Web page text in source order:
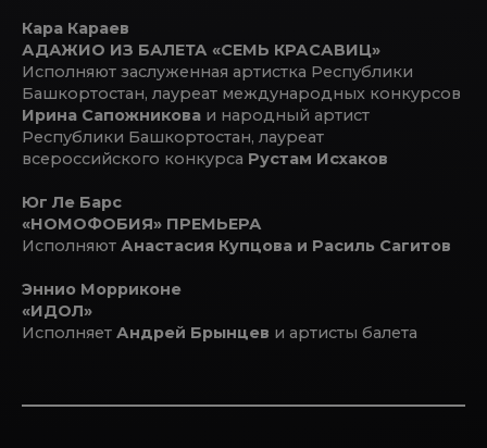
Кара Караев
АДАЖИО ИЗ БАЛЕТА «СЕМЬ КРАСАВИЦ»
Исполняют заслуженная артистка Республики
Башкортостан, лауреат международных конкурсов
Ирина Сапожникова и народный артист
Республики Башкортостан, лауреат
всероссийского конкурса Рустам Исхаков
Юг Ле Барс
«НОМОФОБИЯ» ПРЕМЬЕРА
Исполняют Анастасия Купцова и Расиль Сагитов
Эннио Морриконе
«ИДОЛ»
Исполняет Андрей Брынцев и артисты балета